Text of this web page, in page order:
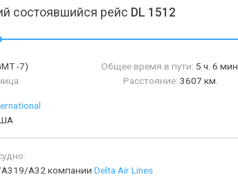
состоявшийся рейс DL 1512
-7)
Общее время в пути: 5 ч. 6 мин.
Расстояние: 3607 км.
A32 компании Delta Air Lines